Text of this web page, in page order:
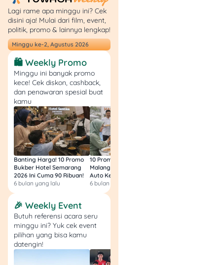
= (Rp100.000.000 +
Rp28.440.000) / 36
= Rp128.440.000 / 36
=Rp3.567.778 per
bulan
(Perhitungan ini hanya
simulasi; bunga dan cicilan
bisa berbeda tergantung
kebijakan Bank Mandiri
terbaru.)
Tips Agar Pinjaman
Cepat Disetujui
Pastikan memiliki
riwayat kredit yang
Checking/SLIK OJK.
Lengkapi semua
dokumen yang
diminta.
Ajukan pinjaman
Lagi rame apa minggu ini? Cek
disini aja! Mulai dari film, event,
politik, promo & lainnya lengkap!
Minggu ke-2, Agustus 2026
🛍️ Weekly Promo
Minggu ini banyak promo
kece! Cek diskon, cashback,
dan penawaran spesial buat
kamu
Banting Harga! 10 Promo
Bukber Hotel Semarang
2026 Ini Cuma 90 Ribuan!
6 bulan yang lalu
10 Promo Bukber Hotel
Malang 2026: Start 75rb,
Auto Kenyang!
6 bulan yang lalu
🎉 Weekly Event
Butuh referensi acara seru
minggu ini? Yuk cek event
pilihan yang bisa kamu
datengin!